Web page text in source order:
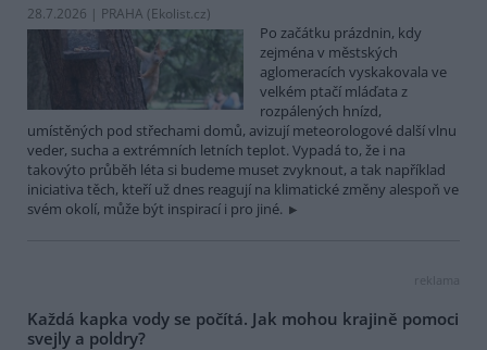
28.7.2026 | PRAHA (Ekolist.cz)
Po začátku prázdnin, kdy
zejména v městských
aglomeracích vyskakovala ve
velkém ptačí mláďata z
rozpálených hnízd,
umístěných pod střechami domů, avizují meteorologové další vlnu
veder, sucha a extrémních letních teplot. Vypadá to, že i na
takovýto průběh léta si budeme muset zvyknout, a tak například
iniciativa těch, kteří už dnes reagují na klimatické změny alespoň ve
svém okolí, může být inspirací i pro jiné.
reklama
Každá kapka vody se počítá. Jak mohou krajině pomoci
svejly a poldry?